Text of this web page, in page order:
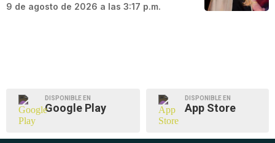
9 de agosto de 2026 a las 3:17 p.m.
DISPONIBLE EN
Google Play
DISPONIBLE EN
App Store